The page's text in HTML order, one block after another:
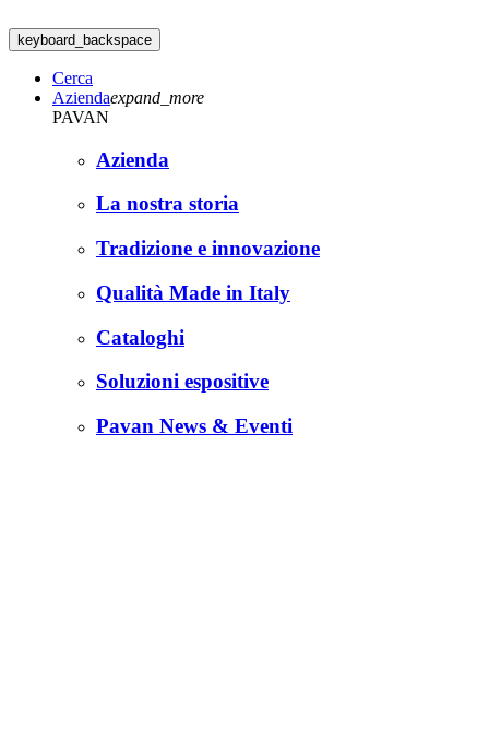
keyboard_backspace
Cerca
Aziendaexpand_more
PAVAN
Azienda
La nostra storia
Tradizione e innovazione
Qualità Made in Italy
Cataloghi
Soluzioni espositive
Pavan News & Eventi